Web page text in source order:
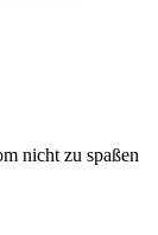
nicht zu spaßen